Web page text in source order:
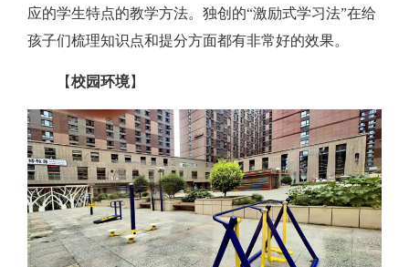
应的学生特点的教学方法。独创的“激励式学习法”在给
孩子们梳理知识点和提分方面都有非常好的效果。
【校园环境】